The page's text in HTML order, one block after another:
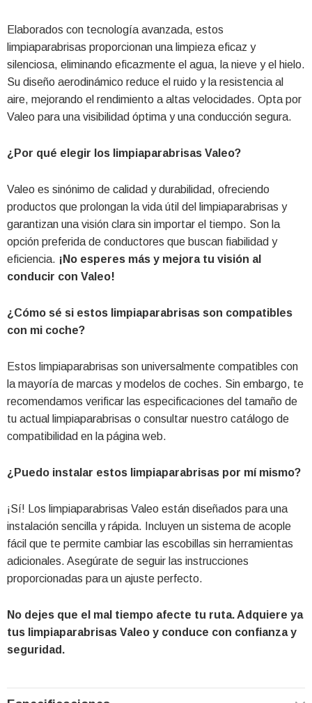
Elaborados con tecnología avanzada, estos
limpiaparabrisas proporcionan una limpieza eficaz y
silenciosa, eliminando eficazmente el agua, la nieve y el hielo.
Su diseño aerodinámico reduce el ruido y la resistencia al
aire, mejorando el rendimiento a altas velocidades. Opta por
Valeo para una visibilidad óptima y una conducción segura.
¿Por qué elegir los limpiaparabrisas Valeo?
Valeo es sinónimo de calidad y durabilidad, ofreciendo
productos que prolongan la vida útil del limpiaparabrisas y
garantizan una visión clara sin importar el tiempo. Son la
opción preferida de conductores que buscan fiabilidad y
eficiencia. ¡No esperes más y mejora tu visión al
conducir con Valeo!
¿Cómo sé si estos limpiaparabrisas son compatibles
con mi coche?
Estos limpiaparabrisas son universalmente compatibles con
la mayoría de marcas y modelos de coches. Sin embargo, te
recomendamos verificar las especificaciones del tamaño de
tu actual limpiaparabrisas o consultar nuestro catálogo de
compatibilidad en la página web.
¿Puedo instalar estos limpiaparabrisas por mí mismo?
¡Sí! Los limpiaparabrisas Valeo están diseñados para una
instalación sencilla y rápida. Incluyen un sistema de acople
fácil que te permite cambiar las escobillas sin herramientas
adicionales. Asegúrate de seguir las instrucciones
proporcionadas para un ajuste perfecto.
No dejes que el mal tiempo afecte tu ruta. Adquiere ya
tus limpiaparabrisas Valeo y conduce con confianza y
seguridad.